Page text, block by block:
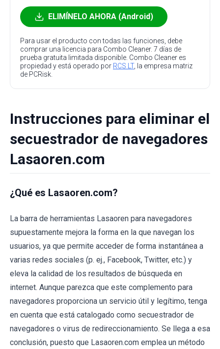
ELIMÍNELO AHORA (Android)
Para usar el producto con todas las funciones, debe
comprar una licencia para Combo Cleaner. 7 días de
prueba gratuita limitada disponible. Combo Cleaner es
propiedad y está operado por RCS LT, la empresa matriz
de PCRisk.
Instrucciones para eliminar el
secuestrador de navegadores
Lasaoren.com
¿Qué es Lasaoren.com?
La barra de herramientas Lasaoren para navegadores
supuestamente mejora la forma en la que navegan los
usuarios, ya que permite acceder de forma instantánea a
varias redes sociales (p. ej., Facebook, Twitter, etc.) y
eleva la calidad de los resultados de búsqueda en
internet. Aunque parezca que este complemento para
navegadores proporciona un servicio útil y legítimo, tenga
en cuenta que está catalogado como secuestrador de
navegadores o virus de redireccionamiento. Se llega a esa
conclusión, puesto que Lasaoren.com emplea un método